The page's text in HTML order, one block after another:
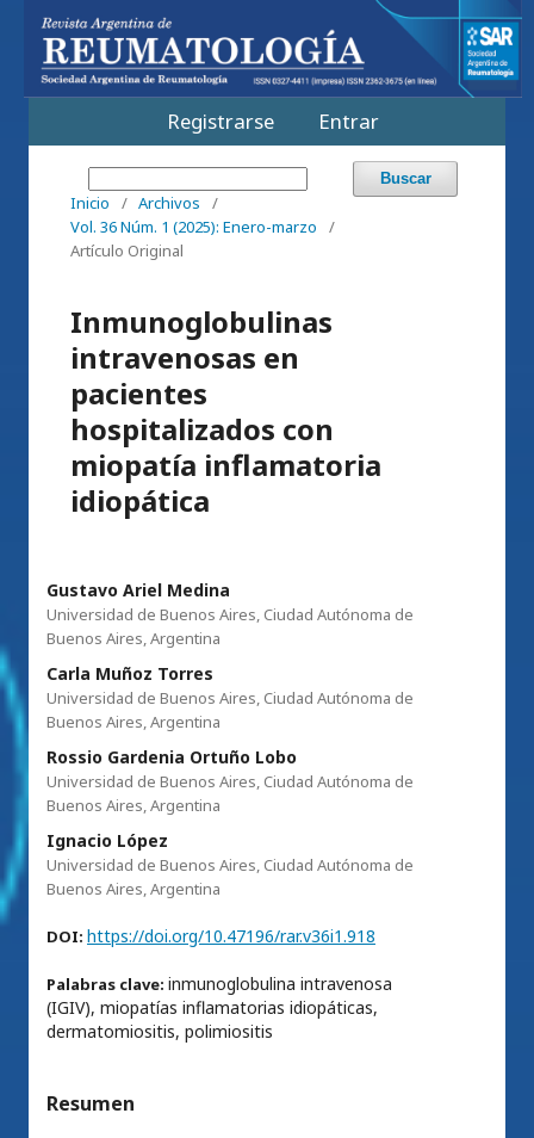
Registrarse Entrar
Buscar
Inicio / Archivos
/
Vol. 36 Núm. 1 (2025): Enero-marzo
/
Artículo Original
Inmunoglobulinas
intravenosas en
pacientes
hospitalizados con
miopatía inflamatoria
idiopática
Gustavo Ariel Medina
Universidad de Buenos Aires, Ciudad Autónoma de
Buenos Aires, Argentina
Carla Muñoz Torres
Universidad de Buenos Aires, Ciudad Autónoma de
Buenos Aires, Argentina
Rossio Gardenia Ortuño Lobo
Universidad de Buenos Aires, Ciudad Autónoma de
Buenos Aires, Argentina
Ignacio López
Universidad de Buenos Aires, Ciudad Autónoma de
Buenos Aires, Argentina
DOI: https://doi.org/10.47196/rar.v36i1.918
Palabras clave: inmunoglobulina intravenosa
(IGIV), miopatías inflamatorias idiopáticas,
dermatomiositis, polimiositis
Resumen